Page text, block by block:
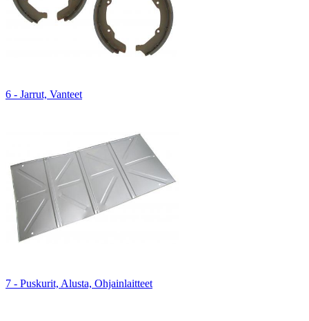
6 - Jarrut, Vanteet
7 - Puskurit, Alusta, Ohjainlaitteet